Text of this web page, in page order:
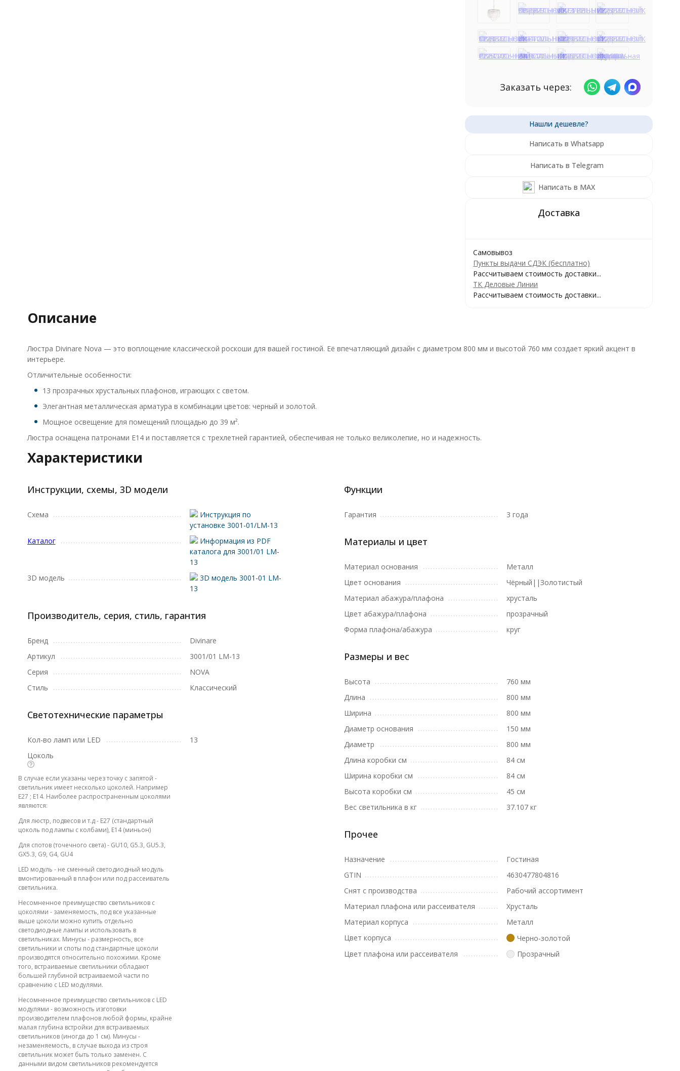
Заказать через:
Написать в Whatsapp
Написать в Telegram
Написать в MAX
Самовывоз
Пункты выдачи СДЭК (бесплатно)
Рассчитываем стоимость доставки...
ТК Деловые Линии
Рассчитываем стоимость доставки...
Описание
Люстра Divinare Nova — это воплощение классической роскоши для вашей гостиной. Её впечатляющий дизайн с диаметром 800 мм и высотой 760 мм создает яркий акцент в
интерьере.
Отличительные особенности:
13 прозрачных хрустальных плафонов, играющих с светом.
Элегантная металлическая арматура в комбинации цветов: черный и золотой.
Мощное освещение для помещений площадью до 39 м².
Люстра оснащена патронами E14 и поставляется с трехлетней гарантией, обеспечивая не только великолепие, но и надежность.
Характеристики
Инструкции, схемы, 3D модели
Схема
Инструкция по
установке 3001-01/LM-13
Каталог
Информация из PDF
каталога для 3001/01 LM-
13
3D модель
3D модель 3001-01 LM-
13
Производитель, серия, стиль, гарантия
Бренд
Divinare
Артикул
3001/01 LM-13
Серия
NOVA
Стиль
Классический
Светотехнические параметры
Кол-во ламп или LED
13
Цоколь
В случае если указаны через точку с запятой -
светильник имеет несколько цоколей. Например
E27 ; E14. Наиболее распространенным цоколями
являются:
Для люстр, подвесов и т.д - E27 (стандартный
цоколь под лампы с колбами), E14 (миньон)
Для спотов (точечного света) - GU10, G5.3, GU5.3,
GX5.3, G9, G4, GU4
LED модуль - не сменный светодиодный модуль
вмонтированный в плафон или под рассеиватель
светильника.
Несомненное преимущество светильников с
цоколями - заменяемость, под все указанные
выше цоколи можно купить отдельно
светодиодные лампы и использовать в
светильниках. Минусы - размерность, все
светильники и споты под стандартные цоколи
производятся относительно похожими. Кроме
того, встраиваемые светильники обладают
большей глубиной встраиваемой части по
сравнению с LED модулями.
Несомненное преимущество светильников с LED
модулями - возможность изготовки
производителем плафонов любой формы, крайне
малая глубина встройки для встраиваемых
светильников (иногда до 1 см). Минусы -
незаменяемость, в случае выхода из строя
светильник может быть только заменен. С
данными видом светильников рекомендуется
Функции
Гарантия 3 года
Материалы и цвет
Материал основания
Металл
Цвет основания
Чёрный||Золотистый
Материал абажура/плафона
хрусталь
Цвет абажура/плафона
прозрачный
Форма плафона/абажура
круг
Размеры и вес
Высота
760 мм
Длина
800 мм
Ширина
800 мм
Диаметр основания
150 мм
Диаметр
800 мм
Длина коробки см
84 см
Ширина коробки см
84 см
Высота коробки см
45 см
Вес светильника в кг
37.107 кг
Прочее
Назначение
Гостиная
GTIN
4630477804816
Снят с производства
Рабочий ассортимент
Материал плафона или рассеивателя
Хрусталь
Материал корпуса
Металл
Цвет корпуса
Черно-золотой
Цвет плафона или рассеивателя
Прозрачный